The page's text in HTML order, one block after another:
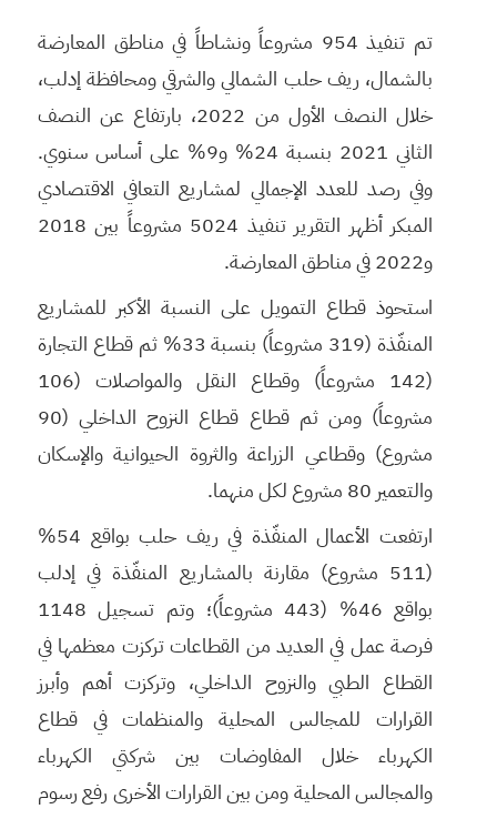
تم تنفيذ 954 مشروعاً ونشاطاً في مناطق المعارضة
بالشمال، ريف حلب الشمالي والشرقي ومحافظة إدلب،
خلال النصف الأول من 2022، بارتفاع عن النصف
الثاني 2021 بنسبة 24% و9% على أساس سنوي.
وفي رصد للعدد الإجمالي لمشاريع التعافي الاقتصادي
المبكر أظهر التقرير تنفيذ 5024 مشروعاً بين 2018
و2022 في مناطق المعارضة.
استحوذ قطاع التمويل على النسبة الأكبر للمشاريع
المنفّذة (319 مشروعاً) بنسبة 33% ثم قطاع التجارة
(142 مشروعاً) وقطاع النقل والمواصلات (106
مشروعاً) ومن ثم قطاع قطاع النزوح الداخلي (90
مشروع) وقطاعي الزراعة والثروة الحيوانية والإسكان
والتعمير 80 مشروع لكل منهما.
ارتفعت الأعمال المنفّذة في ريف حلب بواقع 54%
(511 مشروع) مقارنة بالمشاريع المنفّذة في إدلب
بواقع 46% (443 مشروعاً)؛ وتم تسجيل 1148
فرصة عمل في العديد من القطاعات تركزت معظمها في
القطاع الطبي والنزوح الداخلي، وتركزت أهم وأبرز
القرارات للمجالس المحلية والمنظمات في قطاع
الكهرباء خلال المفاوضات بين شركتي الكهرباء
والمجالس المحلية ومن بين القرارات الأخرى رفع رسوم